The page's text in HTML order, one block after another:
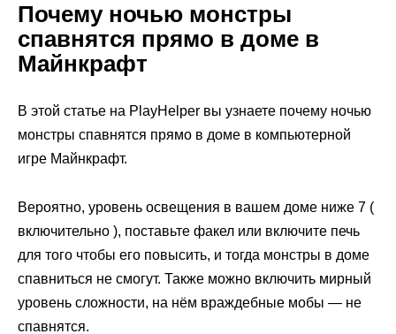
Почему ночью монстры
спавнятся прямо в доме в
Майнкрафт
В этой статье на PlayHelper вы узнаете почему ночью
монстры спавнятся прямо в доме в компьютерной
игре Майнкрафт.
Вероятно, уровень освещения в вашем доме ниже 7 (
включительно ), поставьте факел или включите печь
для того чтобы его повысить, и тогда монстры в доме
спавниться не смогут. Также можно включить мирный
уровень сложности, на нём враждебные мобы — не
спавнятся.